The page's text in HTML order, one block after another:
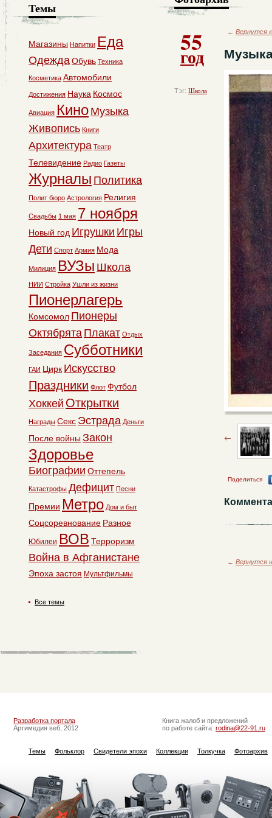
55
год
Тэг: Школа
← Вернутся
Поделиться
← Вернутся
Темы
Магазины Напитки Еда
ОдеждаОбувь Техника
Косметика Автомобили
Достижения Наука Космос
Авиация Кино Музыка
Живопись Книги
Архитектура Театр
Телевидение Радио Газеты
Журналы Политика
Полит бюро Астрология Религия
Свадьбы 1 мая 7 ноября
Новый год Игрушки Игры
Дети Спорт Армия Мода
Милиция ВУЗы Школа
НИИ Стройка Ушли из жизни
Пионерлагерь
Комсомол Пионеры
Октябрята Плакат Отдых
Заседания Субботники
ГАИ Цирк Искусство
Праздники Флот Футбол
Хоккей Открытки
Награды Секс Эстрада Деньги
После войны Закон
Здоровье
Биографии Оттепель
Катастрофы Дефицит Песни
Премии Метро Дом и быт
Соцсоревнование Разное
Юбилеи ВОВ Терроризм
Война в Афганистане
Эпоха застоя Мультфильмы
Все темы
Разработка портала
Артимедия веб, 2012
Книга жалоб и предложений
по работе сайта: rodina@22-91.ru
Темы Фольклор Свидетели эпохи Коллекции Толкучка Фотоархив